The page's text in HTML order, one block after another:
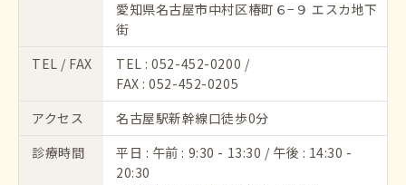
愛知県名古屋市中村区椿町６−９ エスカ地下
街
TEL / FAX
TEL :052-452-0200 /
FAX : 052-452-0205
アクセス
名古屋駅新幹線口徒歩0分
診療時間
平日 : 午前 : 9:30 - 13:30 / 午後 : 14:30 -
20:30